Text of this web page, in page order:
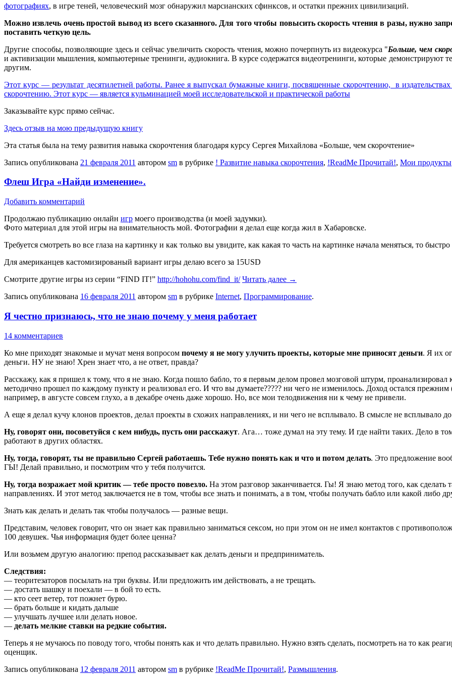
фотографиях, в игре теней, человеческий мозг обнаружил марсианских сфинксов, и остатки прежних цивилизаций.
Можно извлечь очень простой вывод из всего сказанного. Для того чтобы повысить скорость чтения в разы, нужно
поставить четкую цель.
Другие способы, позволяющие здесь и сейчас увеличить скорость чтения, можно почерпнуть из видеокурса "Больше, чем
и активизации мышления, компьютерные тренинги, аудиокнига. В курсе содержатся видеотренинги, которые демонстрируют
другим.
Этот курс — результат десятилетней работы. Ранее я выпускал бумажные книги, посвященные скорочтению, в
скорочтению. Этот курс — является кульминацией моей исследовательской и практической работы
Заказывайте курс прямо сейчас.
Здесь отзыв на мою предыдущую книгу
Эта статья была на тему развития навыка скорочтения благодаря курсу Сергея Михайлова «Больше, чем скорочтение»
Запись опубликована 21 февраля 2011 автором sm в рубрике ! Развитие навыка скорочтения, !ReadMe Прочитай!, Мои продукты
Флеш Игра «Найди изменение».
Добавить комментарий
Продолжаю публикацию онлайн игр моего производства (и моей задумки).
Фото материал для этой игры на внимательность мой. Фотографии я делал еще когда жил в Хабаровске.
Требуется смотреть во все глаза на картинку и как только вы увидите, как какая то часть на картинке начала меняться, то
Для американцев кастомизированый вариант игры делаю всего за 15USD
Смотрите другие игры из серии “FIND IT!” http://hohohu.com/find_it/ Читать далее →
Запись опубликована 16 февраля 2011 автором sm в рубрике Internet, Программирование.
Я честно признаюсь, что не знаю почему у меня работает
14 комментариев
Ко мне приходят знакомые и мучат меня вопросом почему я не могу улучить проекты, которые мне приносят деньги. Я их
деньги. НУ не знаю! Хрен знает что, а не ответ, правда?
Расскажу, как я пришел к тому, что я не знаю. Когда пошло бабло, то я первым делом провел мозговой штурм,
методично прошел по каждому пункту и реализовал его. И что вы думаете????? ни чего не изменилось. Доход остался
например, в августе совсем глухо, а в декабре очень даже хорошо. Но, все мои телодвижения ни к чему не привели.
А еще я делал кучу клонов проектов, делал проекты в схожих направлениях, и ни чего не всплывало. В смысле не всплывало
Ну, говорят они, посоветуйся с кем нибудь, пусть они расскажут. Ага… тоже думал на эту тему. И где найти таких. Дело в
работают в других областях.
Ну, тогда, говорят, ты не правильно Сергей работаешь. Тебе нужно понять как и что и потом делать. Это предложение
ГЫ! Делай правильно, и посмотрим что у тебя получится.
Ну, тогда возражает мой критик — тебе просто повезло. На этом разговор заканчивается. Гы! Я знаю метод того, как
направлениях. И этот метод заключается не в том, чтобы все знать и понимать, а в том, чтобы получать бабло или какой либо
Знать как делать и делать так чтобы получалось — разные вещи.
Представим, человек говорит, что он знает как правильно заниматься сексом, но при этом он не имел контактов с
100 девушек. Чья информация будет более ценна?
Или возьмем другую аналогию: препод рассказывает как делать деньги и предприниматель.
Следствия:
— теоритезаторов посылать на три буквы. Или предложить им действовать, а не трещать.
— достать шашку и поехали — в бой то есть.
— кто сеет ветер, тот пожнет бурю.
— брать больше и кидать дальше
— улучшать лучшее или делать новое.
— делать мелкие ставки на редкие события.
Теперь я не мучаюсь по поводу того, чтобы понять как и что делать правильно. Нужно взять сделать, посмотреть на то как
оценщик.
Запись опубликована 12 февраля 2011 автором sm в рубрике !ReadMe Прочитай!, Размышления.